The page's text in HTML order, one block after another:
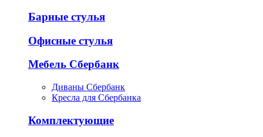
Барные стулья
Офисные стулья
Мебель Сбербанк
Диваны Сбербанк
Кресла для Сбербанка
Комплектующие